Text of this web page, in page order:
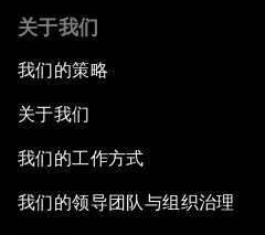
关于我们
我们的策略
关于我们
我们的工作方式
我们的领导团队与组织治理